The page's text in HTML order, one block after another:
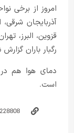
امروز از برخی
آذربایجان شرقی،
قزوین، البرز،
رگبار باران
دمای هوا هم
است.